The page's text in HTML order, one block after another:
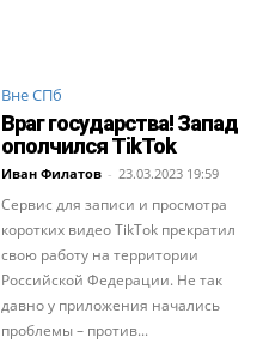
Вне СПб
Враг государства! Запад
ополчился TikTok
Иван Филатов - 23.03.2023 19:59
Сервис для записи и просмотра
коротких видео TikTok прекратил
свою работу на территории
Российской Федерации. Не так
давно у приложения начались
проблемы – против...